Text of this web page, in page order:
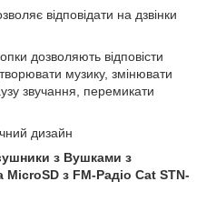
відповідати на дзвінки
дозволяють відповісти
музику, змінювати
звучання, перемикати
дизайн
з Вушками з
MicroSD з FM-Радіо Cat STN-